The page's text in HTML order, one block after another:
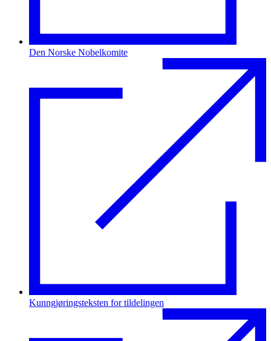
Den Norske Nobelkomite
Kunngjøringsteksten for tildelingen